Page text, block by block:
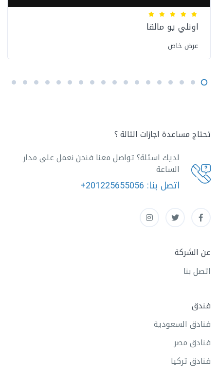
اونلي يو مالقا
عرض خاص
تحتاج مساعدة اجازات التالة ؟
لديك اسئلة؟ تواصل معنا فنحن نعمل على مدار
الساعة
اتصل بنا: +201225655056
عن الشركة
اتصل بنا
فندق
فنادق السعودية
فنادق مصر
فنادق تركيا